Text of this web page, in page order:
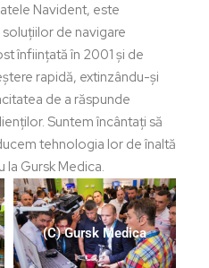
Navident, este
de navigare
înființată în 2001 și de
rapidă, extinzându-și
de a răspunde
Suntem încântați să
tehnologia lor de înaltă
Gursk Medica.
(C) Gursk Medica